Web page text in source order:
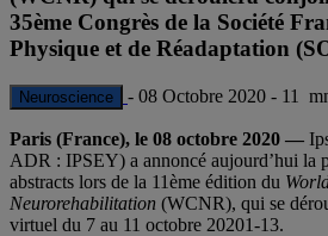
35ème Congrès de la Société
Physique et de Réadaptation
Neuroscience - 08 Octobre 2020 - 11
Paris (France), le 08 octobre 2020 —
ADR : IPSEY) a annoncé aujourd’hui la
abstracts lors de la 11ème édition du
Neurorehabilitation (WCNR), qui se
virtuel du 7 au 11 octobre 20201-13.